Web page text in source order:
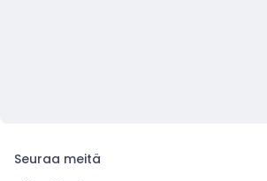
Seuraa meitä